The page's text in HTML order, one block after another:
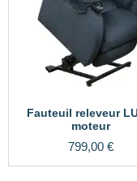
Fauteuil releveur
moteur
799,00 €